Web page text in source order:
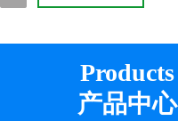
Products
产品中心